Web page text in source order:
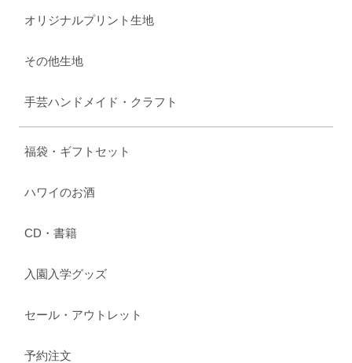
オリジナルプリント生地
その他生地
手芸ハンドメイド・クラフト
福袋・ギフトセット
ハワイのお酒
CD・書籍
入園入学グッズ
セール・アウトレット
予約注文